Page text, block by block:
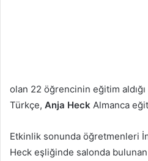
olan 22 öğrencinin eğitim aldığı
Türkçe, Anja Heck Almanca
Etkinlik sonunda öğretmenleri
Heck eşliğinde salonda